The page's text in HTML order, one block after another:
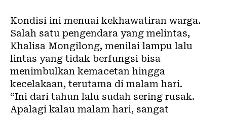
Kondisi ini menuai kekhawatiran warga.
Salah satu pengendara yang melintas,
Khalisa Mongilong, menilai lampu lalu
lintas yang tidak berfungsi bisa
menimbulkan kemacetan hingga
kecelakaan, terutama di malam hari.
“Ini dari tahun lalu sudah sering rusak.
Apalagi kalau malam hari, sangat